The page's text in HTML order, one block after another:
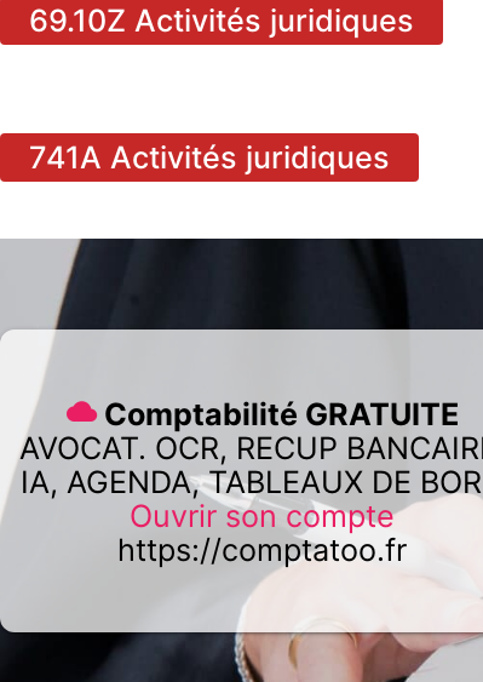
69.10Z Activités juridiques
741A Activités juridiques
Comptabilité GRATUITE
AVOCAT. OCR, RECUP
IA, AGENDA, TABLEAUX DE
Ouvrir son compte
https://comptatoo.fr